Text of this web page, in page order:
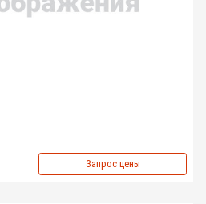
Запрос цены